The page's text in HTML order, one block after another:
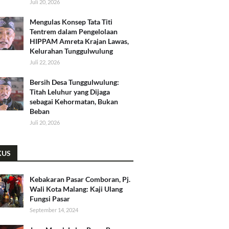
Juli 20, 2026
​Mengulas Konsep Tata Titi
Tentrem dalam Pengelolaan
HIPPAM Amreta Krajan Lawas,
Kelurahan Tunggulwulung
Juli 22, 2026
Bersih Desa Tunggulwulung:
Titah Leluhur yang Dijaga
sebagai Kehormatan, Bukan
Beban
Juli 20, 2026
Kebakaran Pasar Comboran, Pj.
Wali Kota Malang: Kaji Ulang
Fungsi Pasar
September 14, 2024